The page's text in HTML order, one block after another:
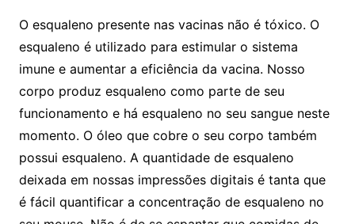
O esqualeno presente nas vacinas não é tóxico. O
esqualeno é utilizado para estimular o sistema
imune e aumentar a eficiência da vacina. Nosso
corpo produz esqualeno como parte de seu
funcionamento e há esqualeno no seu sangue neste
momento. O óleo que cobre o seu corpo também
possui esqualeno. A quantidade de esqualeno
deixada em nossas impressões digitais é tanta que
é fácil quantificar a concentração de esqualeno no